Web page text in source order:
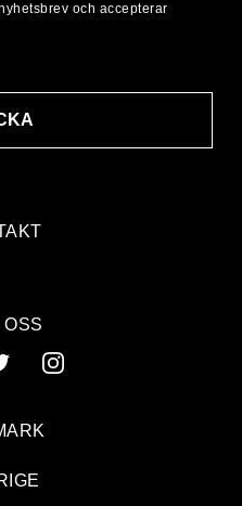
och accepterar
OSS